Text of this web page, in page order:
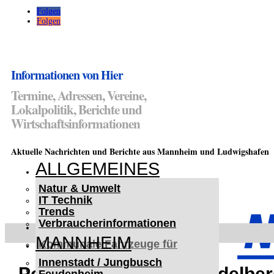
Folgen
Folgen
Informationen von Hier
Termine, Adressen, Vereine,
Lokalpolitik, Berichte und
Wirtschaftsinformationen
Aktuelle Nachrichten und Berichte aus Mannheim und Ludwigshafen
ALLGEMEINES
Natur & Umwelt
IT Technik
Trends
Verbraucherinformationen
MANNHEIM
Innenstadt / Jungbusch
< UKRAINE >
Kommunale Fahrzeuge für
Czernowitz
Nutzfahrzeuge für Czernowitz